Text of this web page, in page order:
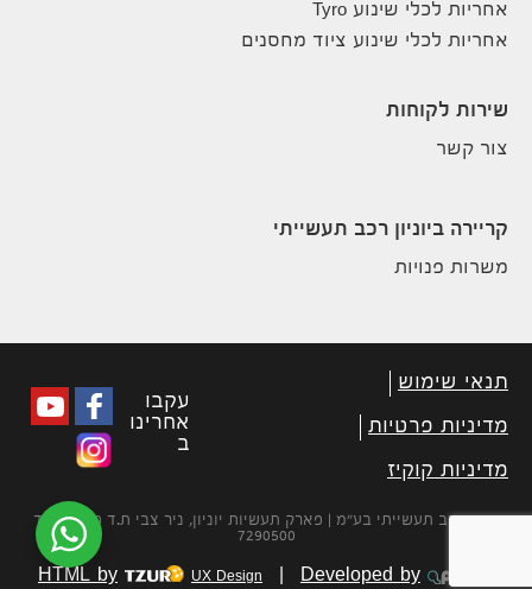
אחריות לכלי שינוע Tyro
אחריות לכלי שינוע ציוד מחסנים
שירות לקוחות
צור קשר
קריירה ביוניון רכב תעשייתי
משרות פנויות
תנאי שימוש
מדיניות פרטיות
מדיניות קוקיז
עקבו
אחרינו
ב
יוניון רכב תעשייתי בע״מ | פארק תעשיות יוניון, ניר צבי ת.ד 450 מיקוד
7290500
HTML by UX Design Developed by